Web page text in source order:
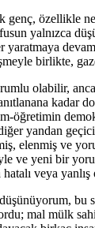
özellikle
yalnızca
birlikte,
olabilir,
yandan
ve
yeni bir
veya yanlış
bu
mal mülk